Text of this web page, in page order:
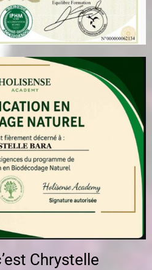
Chrystelle